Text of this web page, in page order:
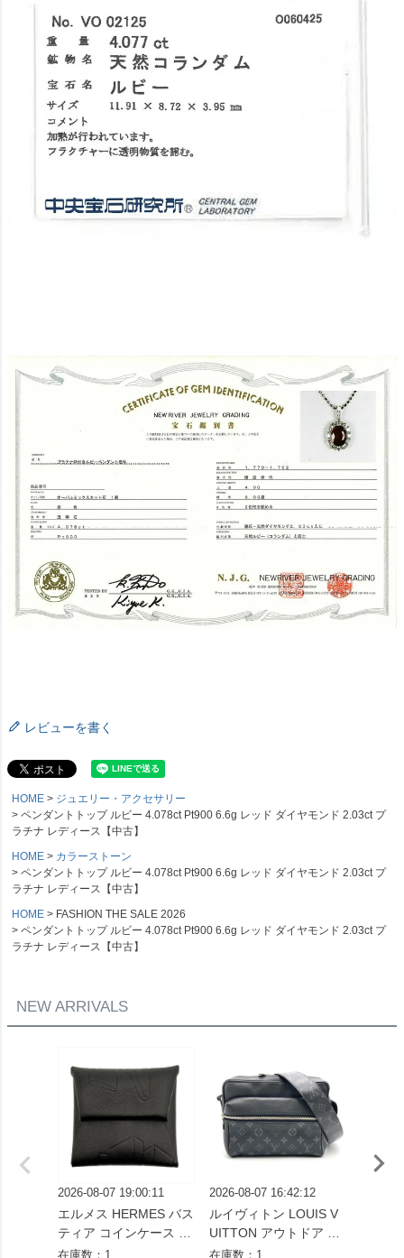
レビューを書く
HOME
ジュエリー・アクセサリー
ペンダントトップ ルビー 4.078ct Pt900 6.6g レッド ダイヤモンド 2.03ct プ
ラチナ レディース【中古】
HOME
カラーストーン
ペンダントトップ ルビー 4.078ct Pt900 6.6g レッド ダイヤモンド 2.03ct プ
ラチナ レディース【中古】
HOME
FASHION THE SALE 2026
ペンダントトップ ルビー 4.078ct Pt900 6.6g レッド ダイヤモンド 2.03ct プ
ラチナ レディース【中古】
NEW ARRIVALS
2026-08-07 19:00:11
エルメス HERMES バス
ティア コインケース ス
イフト X刻印 ノワール
在庫数：1
2026-08-07 16:42:12
ルイヴィトン LOUIS V
UITTON アウトドア メ
ッセンジャー PM ショ
在庫数：1